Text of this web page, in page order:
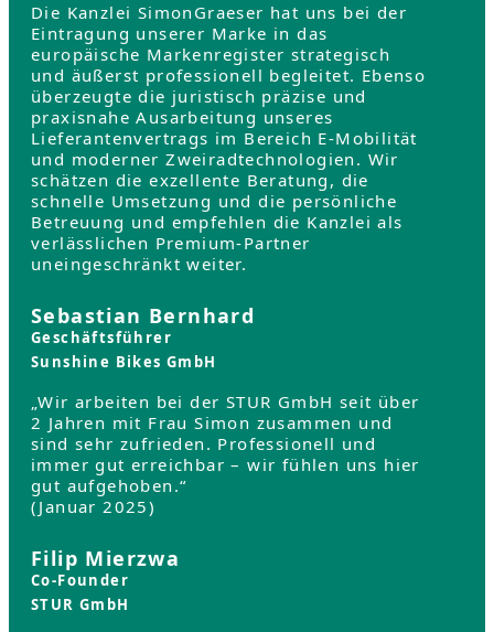
Die Kanzlei SimonGraeser hat uns bei der
Eintragung unserer Marke in das
europäische Markenregister strategisch
und äußerst professionell begleitet. Ebenso
überzeugte die juristisch präzise und
praxisnahe Ausarbeitung unseres
Lieferantenvertrags im Bereich E-Mobilität
und moderner Zweiradtechnologien. Wir
schätzen die exzellente Beratung, die
schnelle Umsetzung und die persönliche
Betreuung und empfehlen die Kanzlei als
verlässlichen Premium-Partner
uneingeschränkt weiter.
Sebastian Bernhard
Geschäftsführer
Sunshine Bikes GmbH
„Wir arbeiten bei der STUR GmbH seit über
2 Jahren mit Frau Simon zusammen und
sind sehr zufrieden. Professionell und
immer gut erreichbar – wir fühlen uns hier
gut aufgehoben.“
(Januar 2025)
Filip Mierzwa
Co-Founder
STUR GmbH